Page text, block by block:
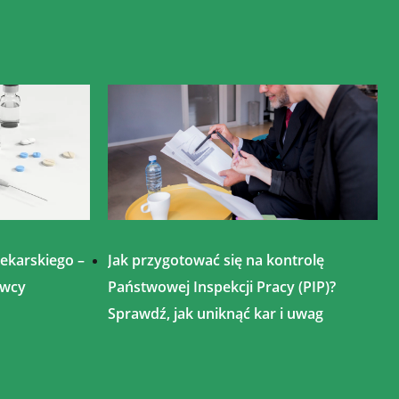
–
Jak przygotować się na kontrolę
Państwowej Inspekcji Pracy (PIP)?
Sprawdź, jak uniknąć kar i uwag